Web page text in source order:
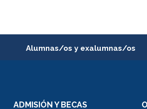
Alumnas/os y exalumnas/os
Consulta y certificado de notas
ADMISIÓN Y BECAS